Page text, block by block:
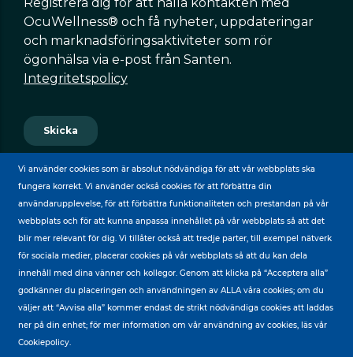
Vi använder cookies som är absolut nödvändiga för att vår webbplats ska
fungera korrekt. Vi använder också cookies för att förbättra din
användarupplevelse, för att förbättra funktionaliteten och prestandan på vår
webbplats och för att kunna anpassa innehållet på vår webbplats så att det
blir mer relevant för dig. Vi tillåter också att tredje parter, till exempel nätverk
för sociala medier, placerar cookies på vår webbplats så att du kan dela
innehåll med dina vänner och kollegor. Genom att klicka på “Acceptera alla”
godkänner du placeringen och användningen av ALLA våra cookies; om du
väljer att “Avvisa alla” kommer endast de strikt nödvändiga cookies att laddas
ner på din enhet; för mer information om vår användning av cookies, läs vår
Cookiepolicy.
BY